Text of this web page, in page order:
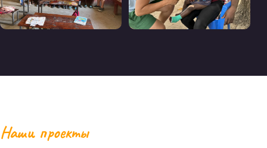
Наши проекты